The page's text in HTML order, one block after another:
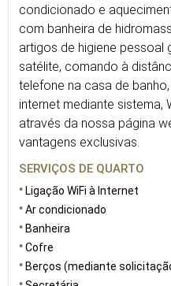
condicionado e
com banheira de
artigos de higiene pessoal
satélite, comando à
telefone na casa de
internet mediante sistema,
através da nossa página
vantagens exclusivas.
SERVIÇOS DE QUARTO
Ligação WiFi à Internet
Ar condicionado
Banheira
Cofre
Berços (mediante